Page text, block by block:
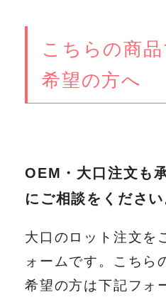
こちらの商
希望の方へ
OEM・大口注文も
にご相談をください
大口のロット注文を
ォームです。こちら
希望の方は下記フォ